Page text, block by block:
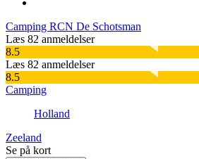
Camping RCN De Schotsman
Læs 82 anmeldelser
8.5
Læs 82 anmeldelser
8.5
Camping
Holland
Zeeland
Se på kort